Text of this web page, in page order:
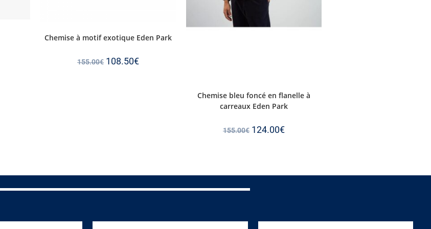
Chemise à motif exotique Eden Park
155.00€ 108.50€
Chemise bleu foncé en flanelle à
carreaux Eden Park
155.00€ 124.00€